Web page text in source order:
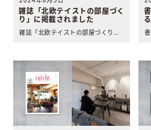
雑誌「北欧テイストの部屋づく
り」に掲載されました
雑誌「北欧テイストの部屋づくり」（2024年7月30日発売 ..